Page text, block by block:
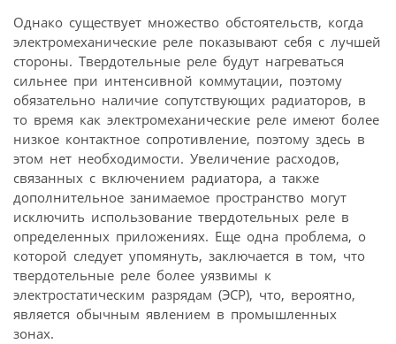
Однако существует множество обстоятельств, когда
электромеханические реле показывают себя с лучшей
стороны. Твердотельные реле будут нагреваться
сильнее при интенсивной коммутации, поэтому
обязательно наличие сопутствующих радиаторов, в
то время как электромеханические реле имеют более
низкое контактное сопротивление, поэтому здесь в
этом нет необходимости. Увеличение расходов,
связанных с включением радиатора, а также
дополнительное занимаемое пространство могут
исключить использование твердотельных реле в
определенных приложениях. Еще одна проблема, о
которой следует упомянуть, заключается в том, что
твердотельные реле более уязвимы к
электростатическим разрядам (ЭСР), что, вероятно,
является обычным явлением в промышленных
зонах.